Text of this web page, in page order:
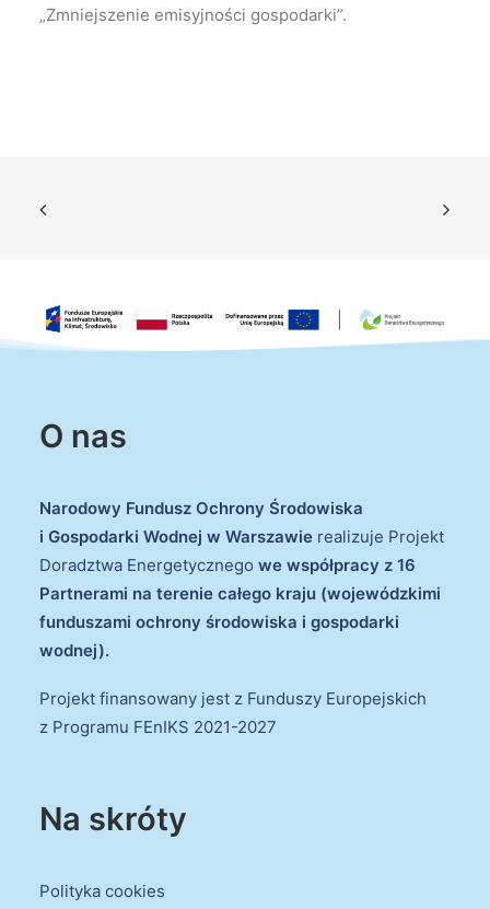
„Zmniejszenie emisyjności gospodarki”.
O nas
Narodowy Fundusz Ochrony Środowiska
i Gospodarki Wodnej w Warszawie realizuje Projekt
Doradztwa Energetycznego we współpracy z 16
Partnerami na terenie całego kraju (wojewódzkimi
funduszami ochrony środowiska i gospodarki
wodnej).
Projekt finansowany jest z Funduszy Europejskich
z Programu FEnIKS 2021-2027
Na skróty
Polityka cookies